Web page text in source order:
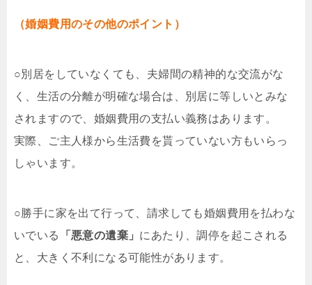
（婚姻費用のその他のポイント）
○別居をしていなくても、夫婦間の精神的な交流がな
く、生活の分離が明確な場合は、別居に等しいとみな
されますので、婚姻費用の支払い義務はあります。
実際、ご主人様から生活費を貰っていない方もいらっ
しゃいます。
○勝手に家を出て行って、請求しても婚姻費用を払わな
いでいる
「悪意の遺棄」 にあたり、調停を起こされる
と、大きく不利になる可能性があります。